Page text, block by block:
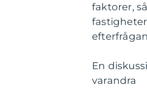
faktorer,
En
varandra